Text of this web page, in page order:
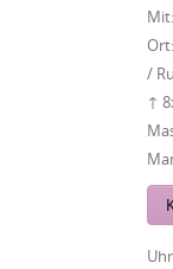
Mit:
Ort:
/
↑
Uhr